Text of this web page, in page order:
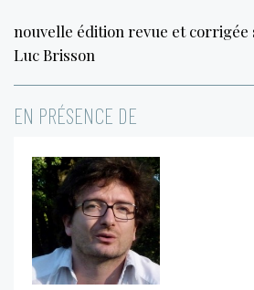
nouvelle édition revue et corrigée
Luc Brisson
EN PRÉSENCE DE